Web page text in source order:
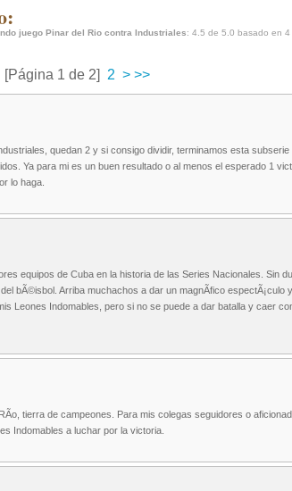
juego Pinar del Rio contra Industriales: 4.5 de 5.0 basado en 4
[Página 1 de 2] 2 >>>
quedan 2 y si consigo dividir, terminamos esta
Ya para mi es un buen resultado o al menos el esperado 1
lo haga.
equipos de Cuba en la historia de las Series Nacionales. Sin
bÃ©isbol. Arriba muchachos a dar un magnÃ­fico espectÃ¡culo
Leones Indomables, pero si no se puede a dar batalla y caer
tierra de campeones. Para mis colegas seguidores o
Indomables a luchar por la victoria.